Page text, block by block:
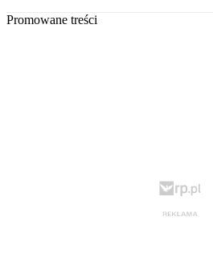
Promowane treści